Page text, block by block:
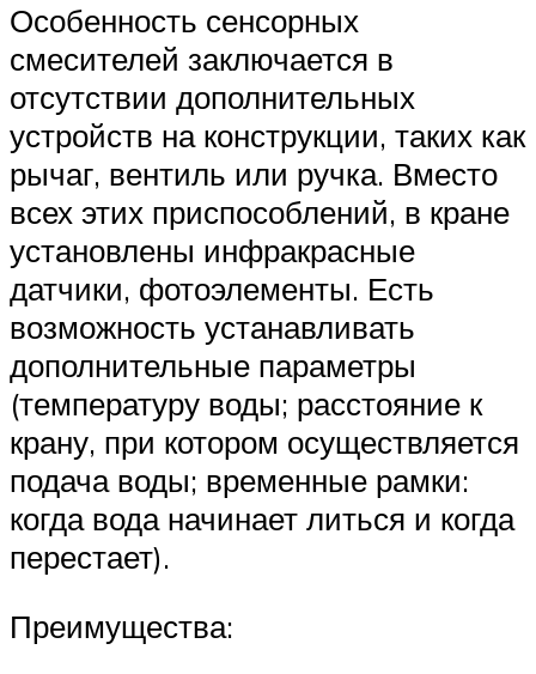
Особенность сенсорных
смесителей заключается в
отсутствии дополнительных
устройств на конструкции, таких как
рычаг, вентиль или ручка. Вместо
всех этих приспособлений, в кране
установлены инфракрасные
датчики, фотоэлементы. Есть
возможность устанавливать
дополнительные параметры
(температуру воды; расстояние к
крану, при котором осуществляется
подача воды; временные рамки:
когда вода начинает литься и когда
перестает).
Преимущества: